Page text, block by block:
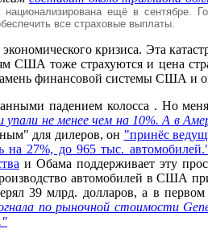
ещё в сентябре.
все страховые выплаты.
кризиса. Эта
США тоже страхуются и цена
финансовой системы США и
падением колосса . Но
не менее чем на 10%. А в
для дилеров, он "принёс
27%, до 965 тыс.
и Обама поддерживает эту
автомобилей в США
39 млрд. долларов, а в
по рыночной стоимости